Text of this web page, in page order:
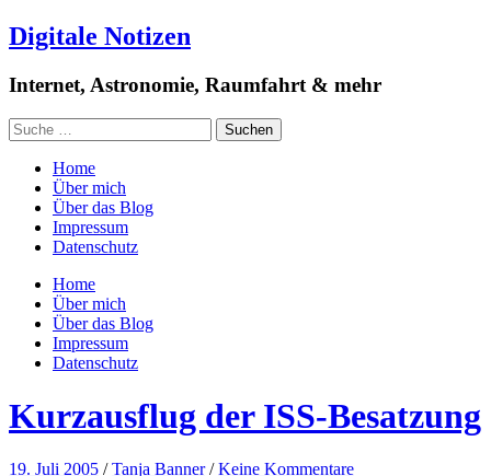
Digitale Notizen
Internet, Astronomie, Raumfahrt & mehr
Home
Über mich
Über das Blog
Impressum
Datenschutz
Home
Über mich
Über das Blog
Impressum
Datenschutz
Kurzausflug der ISS-Besatzung
19. Juli 2005 /Tanja Banner /Keine Kommentare